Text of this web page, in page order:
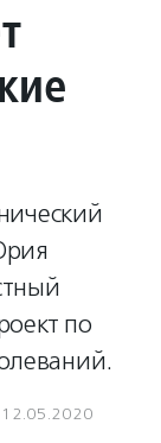
по
12.05.2020